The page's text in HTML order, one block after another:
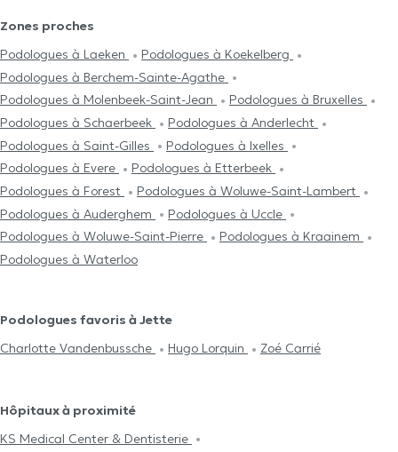
Zones proches
Podologues à Laeken
Podologues à Koekelberg
Podologues à Berchem-Sainte-Agathe
Podologues à Molenbeek-Saint-Jean
Podologues à Bruxelles
Podologues à Schaerbeek
Podologues à Anderlecht
Podologues à Saint-Gilles
Podologues à Ixelles
Podologues à Evere
Podologues à Etterbeek
Podologues à Forest
Podologues à Woluwe-Saint-Lambert
Podologues à Auderghem
Podologues à Uccle
Podologues à Woluwe-Saint-Pierre
Podologues à Kraainem
Podologues à Waterloo
Podologues favoris à Jette
Charlotte Vandenbussche
Hugo Lorquin Zoé Carrié
Hôpitaux à proximité
KS Medical Center & Dentisterie